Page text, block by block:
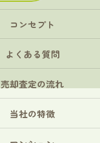
コンセプト
よくある質問
売却査定の流れ
当社の特徴